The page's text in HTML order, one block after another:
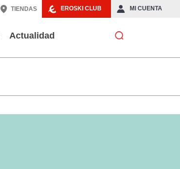
EROSKI CLUB MI CUENTA
TIENDAS
Actualidad